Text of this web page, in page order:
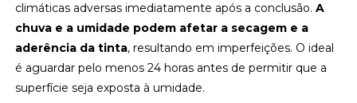
climáticas adversas imediatamente após a conclusão.A
chuva e a umidade podem afetar a secagem e a
aderência da tinta, resultando em imperfeições. O ideal
é aguardar pelo menos 24 horas antes de permitir que a
superfície seja exposta à umidade.